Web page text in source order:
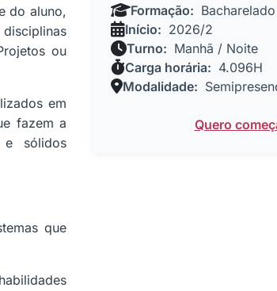
do aluno,
ou
em
fazem a
e sólidos
que
Formação: Bacharelado
Início: 2026/2
Turno: Manhã / Noite
Carga horária: 4.096H
Modalidade:
Quero